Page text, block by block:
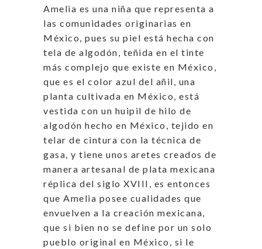
Amelia es una niña que representa a
las comunidades originarias en
México, pues su piel está hecha con
tela de algodón, teñida en el tinte
más complejo que existe en México,
que es el color azul del añil, una
planta cultivada en México, está
vestida con un huipil de hilo de
algodón hecho en México, tejido en
telar de cintura con la técnica de
gasa, y tiene unos aretes creados de
manera artesanal de plata mexicana
réplica del siglo XVIII, es entonces
que Amelia posee cualidades que
envuelven a la creación mexicana,
que si bien no se define por un solo
pueblo original en México, si le